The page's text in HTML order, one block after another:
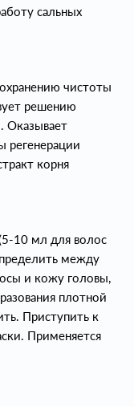
сальных
чистоты
решению
Оказывает
регенерации
корня
10 мл для волос
между
и кожу головы,
плотной
Приступить к
Применяется